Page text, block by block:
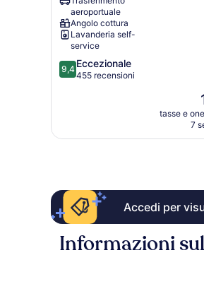
aeroportuale
Angolo cottura
Lavanderia self-
service
9.4
su
9,4 Eccezionale
455 recensioni
Il
tasse e
7
Accedi per
Informazioni